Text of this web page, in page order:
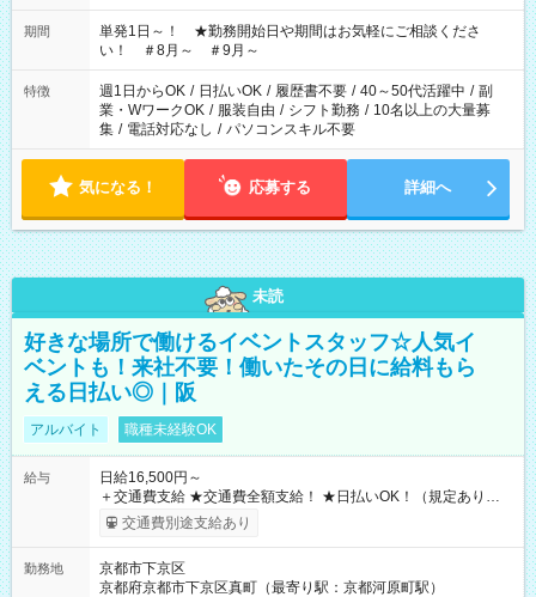
お気軽にご相談ください！
期間
単発1日～！ ★勤務開始日や期間はお気軽にご相談くださ
い！ ＃8月～ ＃9月～
特徴 週1日からOK / 日払いOK / 履歴書不要 / 40～50代活躍中 / 副
業・WワークOK / 服装自由 / シフト勤務 / 10名以上の大量募
集 / 電話対応なし / パソコンスキル不要
気になる！ 応募する 詳細へ
未読
好きな場所で働けるイベントスタッフ☆人気イ
ベントも！来社不要！働いたその日に給料もら
える日払い◎｜阪
アルバイト 職種未経験OK
給与
日給16,500円～
＋交通費支給 ★交通費全額支給！ ★日払いOK！（規定あり） ┗
働いたその日に現金GET♪ お仕事後はコンビニATMから 日払
交通費別途支給あり
勤務地
京都市下京区
京都府京都市下京区真町（最寄り駅：京都河原町駅）